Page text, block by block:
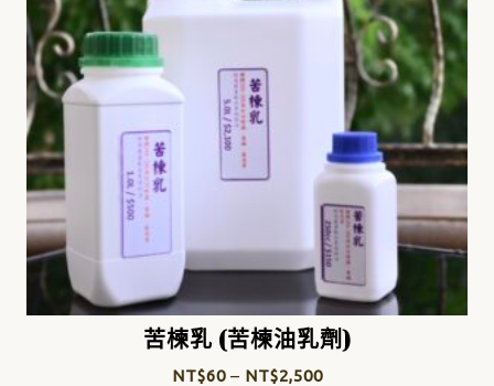
苦楝乳 (苦楝油乳劑)
NT$60– NT$2,500